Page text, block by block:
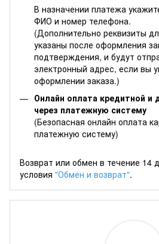
В назначении платежа
ФИО и номер телефона.
(Дополнительно реквизиты
указаны после оформления
подтверждения, и будут
электронный адрес, если вы
оформлении заказа.)
Онлайн оплата кредитной и
через платежную систему
(Безопасная онлайн оплата
платежную систему)
Возврат или обмен в течение 14
условия "Обмен и возврат".